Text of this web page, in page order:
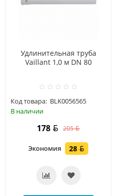
Удлинительная труба
Vaillant 1,0 м DN 80
Код товара: BLK0056565
В наличии
178 205
Экономия 28